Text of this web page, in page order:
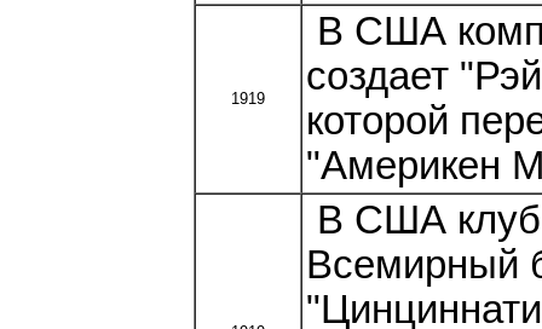
1919
В США
создает
которой
"Америкен
В США клуб
Всемирный